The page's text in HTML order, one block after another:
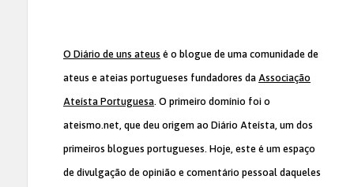
O Diário de uns ateus é o blogue de uma comunidade de
ateus e ateias portugueses fundadores da Associação
Ateísta Portuguesa. O primeiro domínio foi o
ateismo.net, que deu origem ao Diário Ateísta, um dos
primeiros blogues portugueses. Hoje, este é um espaço
de divulgação de opinião e comentário pessoal daqueles